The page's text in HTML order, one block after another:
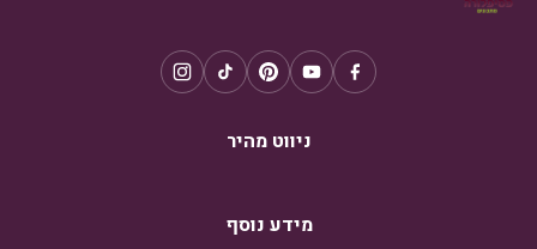
ניווט מהיר
מידע נוסף